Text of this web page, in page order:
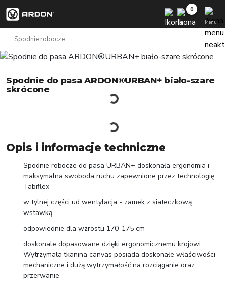
Menu
Spodnie robocze
Spodnie do pasa ARDON®URBAN+ biało-szare
skrócone
Opis i informacje techniczne
Spodnie robocze do pasa URBAN+ doskonała ergonomia i
maksymalna swoboda ruchu zapewnione przez technologię
Tabiflex
w tylnej części ud wentylacja - zamek z siateczkową
wstawką
odpowiednie dla wzrostu 170-175 cm
doskonale dopasowane dzięki ergonomicznemu krojowi.
Wytrzymała tkanina canvas posiada doskonałe właściwości
mechaniczne i dużą wytrzymałość na rozciąganie oraz
przerwanie